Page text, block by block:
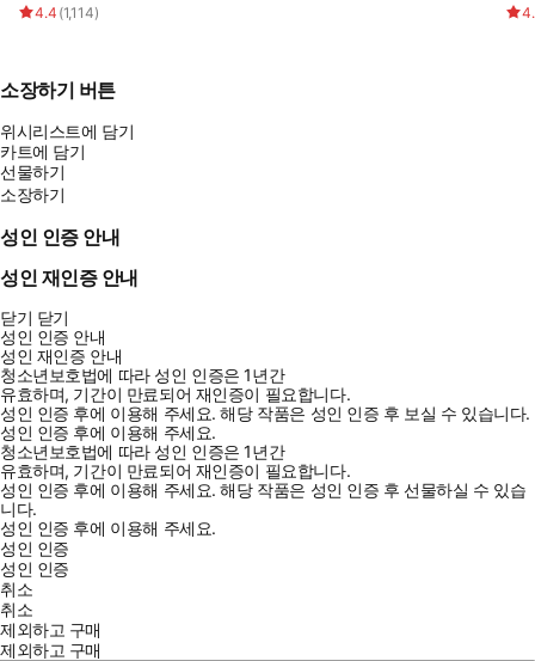
★ F1의 핵심 키워드, 공기역학의 기초 다지기
F1에서 공기역학의 비중은 날로 커지고 있고, 공기역학적 성능이
람에게 너무 어렵기만 합니다. F1에 대해 막 알아가기 시작한 많은
분께 공기역학이 가장 큰 걸림돌이 되고 있기 때문에 공기역학을
개념을 정리하고 큰 틀만 잡고 넘어가더라도, F1을 제대로 이해하
고 더 깊이 즐길 수 있습니다.
4.4 (1,114)
읽
소장하기 버튼
위시리스트에 담기
카트에 담기
선물하기
소장하기
성인 인증 안내
성인 재인증 안내
닫기 닫기
성인 인증 안내
성인 재인증 안내
청소년보호법에 따라 성인 인증은 1년간
유효하며, 기간이 만료되어 재인증이 필요합니다.
성인 인증 후에 이용해 주세요.해당 작품은 성인 인증 후 보실 수 있습니다.
성인 인증 후에 이용해 주세요.
청소년보호법에 따라 성인 인증은 1년간
유효하며, 기간이 만료되어 재인증이 필요합니다.
성인 인증 후에 이용해 주세요.해당 작품은 성인 인증 후 선물하실 수 있습
니다.
성인 인증 후에 이용해 주세요.
성인 인증
성인 인증
취소
취소
제외하고 구매
제외하고 구매